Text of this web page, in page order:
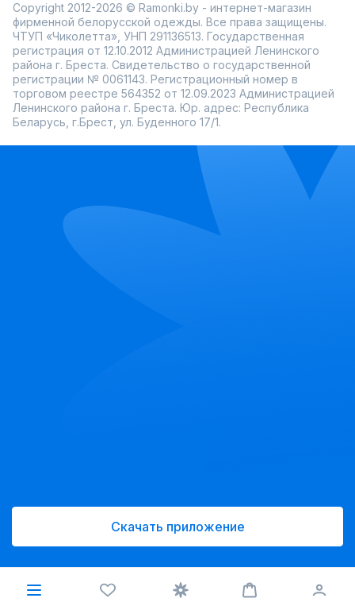
Copyright 2012-2026 © Ramonki.by - интернет-магазин
фирменной белорусской одежды. Все права защищены.
ЧТУП «Чиколетта», УНП 291136513. Государственная
регистрация от 12.10.2012 Администрацией Ленинского
района г. Бреста. Свидетельство о государственной
регистрации № 0061143. Регистрационный номер в
торговом реестре 564352 от 12.09.2023 Администрацией
Ленинского района г. Бреста. Юр. адрес: Республика
Беларусь, г.Брест, ул. Буденного 17/1.
Скачать приложение